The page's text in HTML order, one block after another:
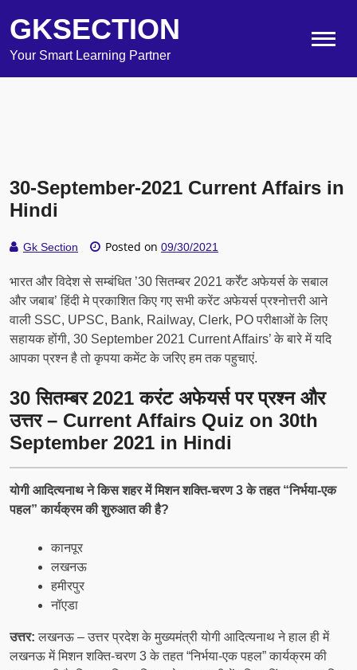
GKSECTION
Your Smart Learning Partner
30-September-2021 Current Affairs in
Hindi
Gk Section Posted on 09/30/2021
भारत और विदेश से सम्बंधित ’30 सितम्बर 2021 कर्रेंट अफेयर्स के सबाल
और जबाब’ हिंदी मे प्रकाशित किए गए सभी करेंट अफेयर्स प्रश्नोत्तरी आने
वाली SSC, UPSC, Bank, Railway, Clerk, PO परीक्षाओं के लिए
सहायक होंगी, 30 September 2021 Current Affairs’ के बारे में यदि
आपका प्रश्न है तो कृपया कमेंट के जरिए हम तक पहुचाएं.
30 सितम्बर2021 करंट अफेयर्स पर प्रश्न और
उत्तर – Current Affairs Quiz on 30th
September 2021 in Hindi
योगी आदित्यनाथ ने किस शहर में मिशन शक्ति-चरण 3 के तहत “निर्भया-एक
पहल” कार्यक्रम की शुरुआत की है?
कानपूर
लखनऊ
हमीरपुर
नॉएडा
उत्तर:लखनऊ – उत्तर प्रदेश के मुख्यमंत्री योगी आदित्यनाथ ने हाल ही में
लखनऊ में मिशन शक्ति-चरण 3 के तहत “निर्भया-एक पहल” कार्यक्रम की